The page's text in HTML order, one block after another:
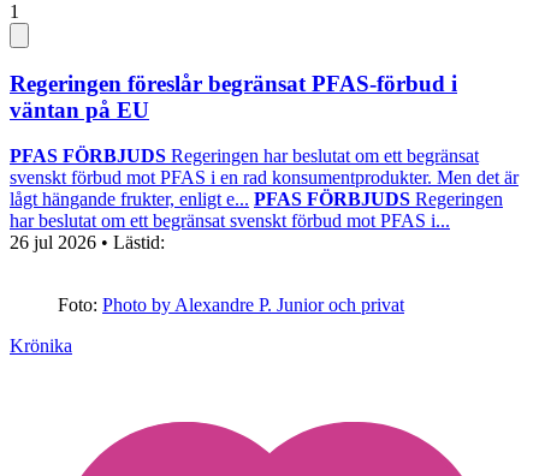
1
Regeringen föreslår begränsat PFAS-förbud i
väntan på EU
PFAS FÖRBJUDS Regeringen har beslutat om ett begränsat
svenskt förbud mot PFAS i en rad konsumentprodukter. Men det är
lågt hängande frukter, enligt e... PFAS FÖRBJUDS Regeringen
har beslutat om ett begränsat svenskt förbud mot PFAS i...
26 jul 2026 • Lästid:
Foto: Photo by Alexandre P. Junior och privat
Krönika